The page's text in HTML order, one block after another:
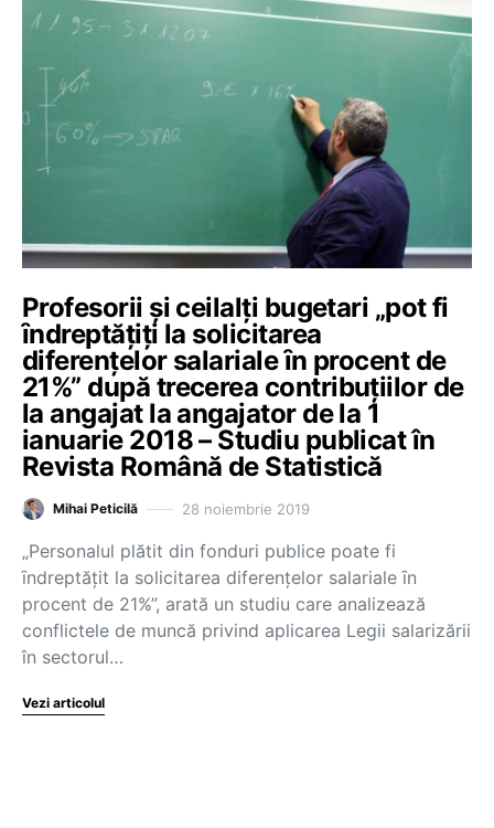
Profesorii şi ceilalţi bugetari „pot fi
ȋndreptățiţi la solicitarea
diferențelor salariale ȋn procent de
21%” după trecerea contribuţiilor de
la angajat la angajator de la 1
ianuarie 2018 – Studiu publicat în
Revista Română de Statistică
Mihai Peticilă 28 noiembrie 2019
„Personalul plătit din fonduri publice poate fi
ȋndreptățit la solicitarea diferențelor salariale ȋn
procent de 21%”, arată un studiu care analizează
conflictele de muncă privind aplicarea Legii salarizării
în sectorul…
Vezi articolul